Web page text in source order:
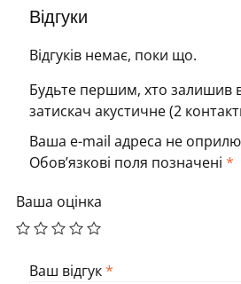
Відгуки
Відгуків немає, поки що.
Будьте першим, хто залишив
затискач акустичне (2
Ваша e-mail адреса не
Обов’язкові поля позначені *
Ваша оцінка
Ваш відгук*